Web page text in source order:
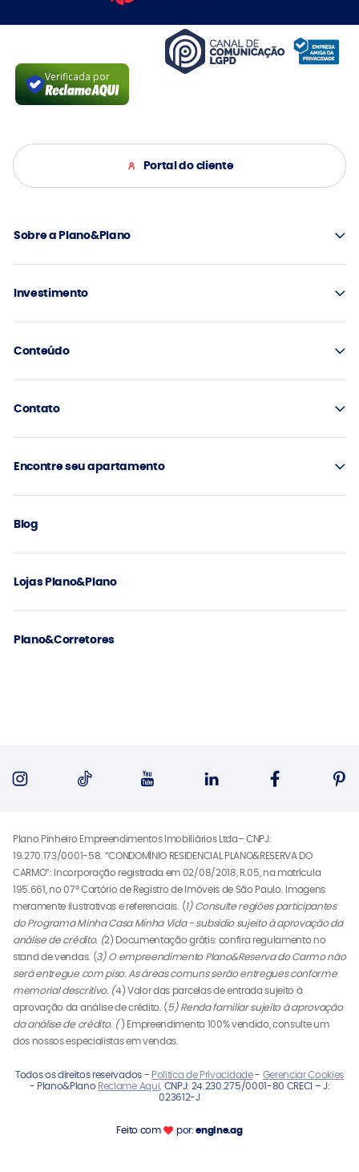
Verificada por
Portal do cliente
Sobre a Plano&Plano
Investimento
Conteúdo
Contato
Encontre seu apartamento
Blog
Lojas Plano&Plano
Plano&Corretores
Plano Pinheiro Empreendimentos Imobiliários Ltda– CNPJ:
19.270.173/0001-58. “CONDOMÍNIO RESIDENCIAL PLANO&RESERVA DO
CARMO”: Incorporação registrada em 02/08/2018, R.05, na matrícula
195.661, no 07º Cartório de Registro de Imóveis de São Paulo. Imagens
meramente ilustrativas e referenciais. (1) Consulte regiões participantes
do Programa Minha Casa Minha Vida - subsídio sujeito à aprovação da
análise de crédito. (2) Documentação grátis: confira regulamento no
stand de vendas. (3) O empreendimento Plano&Reserva do Carmo não
será entregue com piso. As áreas comuns serão entregues conforme
memorial descritivo. (4) Valor das parcelas de entrada sujeito à
aprovação da análise de crédito. (5) Renda familiar sujeito à aprovação
da análise de crédito. () Empreendimento 100% vendido, consulte um
dos nossos especialistas em vendas.
Todos os direitos reservados - Política de Privacidade- Gerenciar Cookies
- Plano&PlanoReclame Aqui. CNPJ: 24.230.275/0001-80 CRECI – J:
023612-J
Feito com por:engine.ag